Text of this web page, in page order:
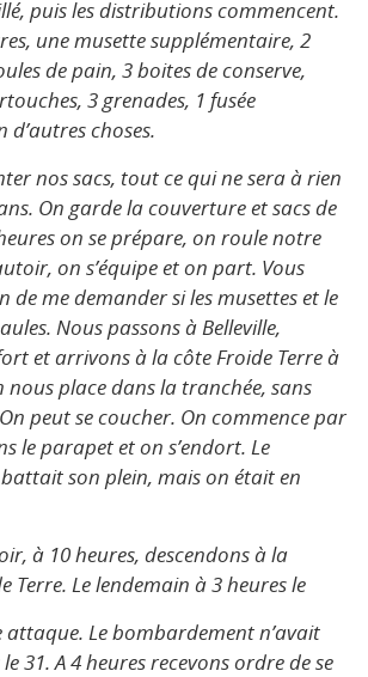
puis les distributions commencent.
une musette supplémentaire, 2
de pain, 3 boites de conserve,
3 grenades, 1 fusée
choses.
nos sacs, tout ce qui ne sera à rien
On garde la couverture et sacs de
on se prépare, on roule notre
on s’équipe et on part. Vous
de me demander si les musettes et le
Nous passons à Belleville,
et arrivons à la côte Froide Terre à
nous place dans la tranchée, sans
peut se coucher. On commence par
le parapet et on s’endort. Le
son plein, mais on était en
à 10 heures, descendons à la
Terre. Le lendemain à 3 heures le
attaque. Le bombardement n’avait
31. A 4 heures recevons ordre de se